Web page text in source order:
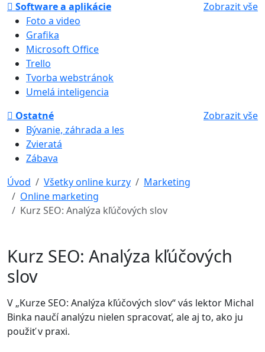
Software a aplikácie
Zobrazit vše
Foto a video
Grafika
Microsoft Office
Trello
Tvorba webstránok
Umelá inteligencia
Ostatné
Zobrazit vše
Bývanie, záhrada a les
Zvieratá
Zábava
Úvod
Všetky online kurzy
Marketing
Online marketing
Kurz SEO: Analýza kľúčových slov
Kurz SEO: Analýza kľúčových
slov
V „Kurze SEO: Analýza kľúčových slov“ vás lektor Michal
Binka naučí analýzu nielen spracovať, ale aj to, ako ju
použiť v praxi.